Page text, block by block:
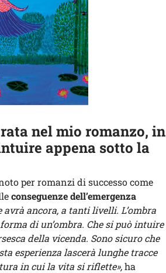
nel mio romanzo, in
appena sotto la
per romanzi di successo come
conseguenze dell’emergenza
avrà ancora, a tanti livelli. L’ombra
di un’ombra. Che si può intuire
della vicenda. Sono sicuro che
esperienza lascerà lunghe tracce
in cui la vita si riflette»,ha